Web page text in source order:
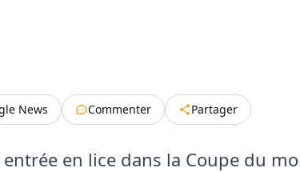
News Commenter Partager
en lice dans la Coupe du